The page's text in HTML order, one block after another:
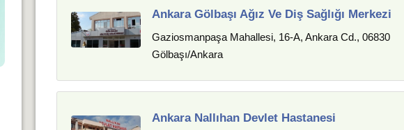
Ankara Gölbaşı Ağız Ve Diş Sağlığı Merkezi
Gaziosmanpaşa Mahallesi, 16-A, Ankara Cd., 06830
Gölbaşı/Ankara
Ankara Nallıhan Devlet Hastanesi